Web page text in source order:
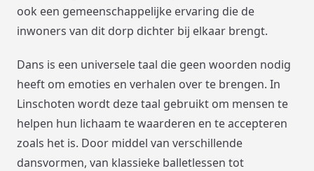
ook een gemeenschappelijke ervaring die de
inwoners van dit dorp dichter bij elkaar brengt.
Dans is een universele taal die geen woorden nodig
heeft om emoties en verhalen over te brengen. In
Linschoten wordt deze taal gebruikt om mensen te
helpen hun lichaam te waarderen en te accepteren
zoals het is. Door middel van verschillende
dansvormen, van klassieke balletlessen tot